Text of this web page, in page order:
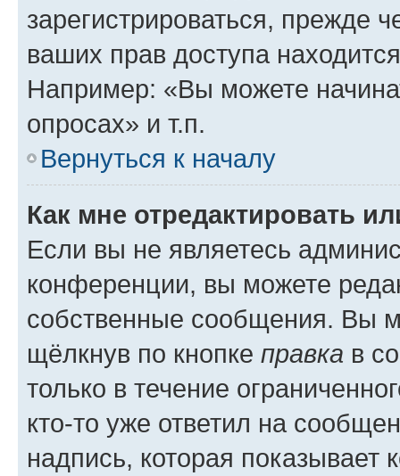
зарегистрироваться, прежде
ваших прав доступа
Например: «Вы можете
опросах» и т.п.
Вернуться к началу
Как мне отредактировать
Если вы не являетесь
конференции, вы можете
собственные сообщения. Вы
щёлкнув по кнопке правка в
только в течение
кто-то уже ответил на
надпись, которая показывает